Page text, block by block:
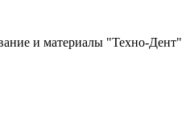
и материалы "Техно-Дент"